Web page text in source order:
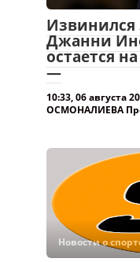
Извинился
Джанни
остается
—
10:33, 06 августа
ОСМОНАЛИЕВА
Новости о